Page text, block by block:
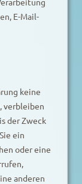
E-Mail-
keine
verbleiben
der Zweck
ein
oder eine
anderen